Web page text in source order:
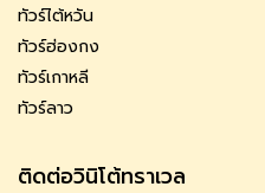
ทัวร์ไต้หวัน
ทัวร์ฮ่องกง
ทัวร์เกาหลี
ทัวร์ลาว
ติดต่อวินิโต้ทราเวล